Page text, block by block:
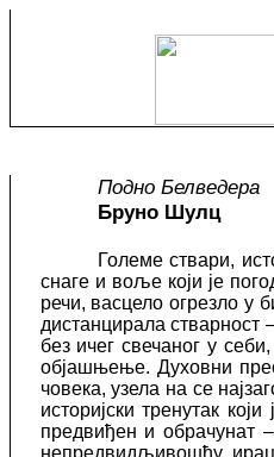
Подно Белведера
Бруно Шулц
Големе ствари,
снаге и воље који је
речи, васцело огрезло у
дистанцирала
без ичег свечаног у
објашњење. Духовни
човека, узела на се
историјски тренутак
предвиђен и обрачунат